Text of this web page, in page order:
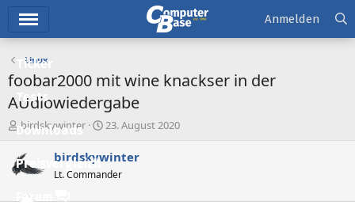
Ticker
Tests
Downloads
Preisvergleich
Forum
Anmelden
Linux
foobar2000 mit wine knackser in der
AUdiowiedergabe
E
r
s
t
birdskywinter
E
s
e
23. August 2020
birdskywinter
Lt. Commander